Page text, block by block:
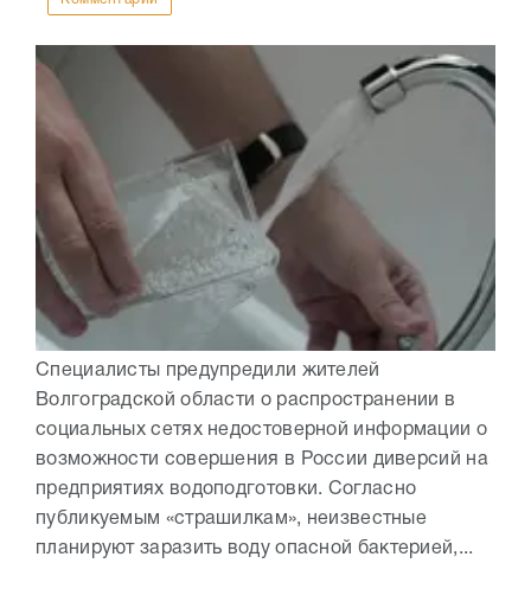
Специалисты предупредили жителей
Волгоградской области о распространении в
социальных сетях недостоверной информации о
возможности совершения в России диверсий на
предприятиях водоподготовки. Согласно
публикуемым «страшилкам», неизвестные
планируют заразить воду опасной бактерией,...